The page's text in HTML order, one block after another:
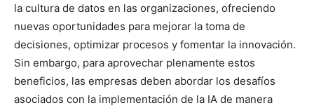
la cultura de datos en las organizaciones, ofreciendo
nuevas oportunidades para mejorar la toma de
decisiones, optimizar procesos y fomentar la innovación.
Sin embargo, para aprovechar plenamente estos
beneficios, las empresas deben abordar los desafíos
asociados con la implementación de la IA de manera